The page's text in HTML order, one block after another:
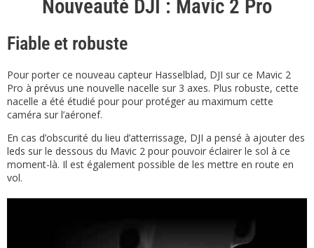
Nouveauté DJI : Mavic 2 Pro
Fiable et robuste
Pour porter ce nouveau capteur Hasselblad, DJI sur ce Mavic 2
Pro à prévus une nouvelle nacelle sur 3 axes. Plus robuste, cette
nacelle a été étudié pour pour protéger au maximum cette
caméra sur l’aéronef.
En cas d’obscurité du lieu d’atterrissage, DJI a pensé à ajouter des
leds sur le dessous du Mavic 2 pour pouvoir éclairer le sol à ce
moment-là. Il est également possible de les mettre en route en
vol.